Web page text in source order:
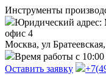
Инструменты
Юридический адрес:
офис 4
Москва, ул
Время работы с
Оставить заявку